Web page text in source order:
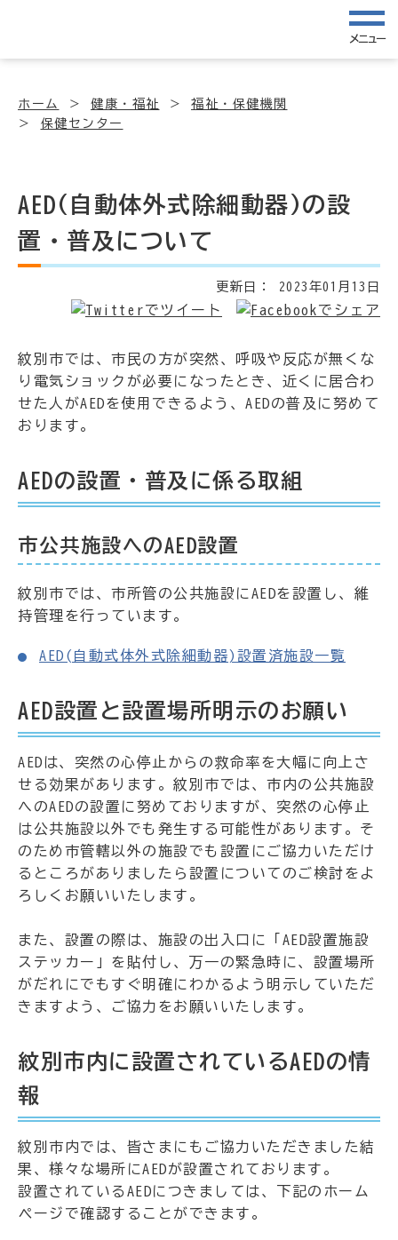
メニュー
ホーム 健康・福祉
福祉・保健機関
保健センター
AED(自動体外式除細動器)の設
置・普及について
更新日： 2023年01月13日
紋別市では、市民の方が突然、呼吸や反応が無くな
り電気ショックが必要になったとき、近くに居合わ
せた人がAEDを使用できるよう、AEDの普及に努めて
おります。
AEDの設置・普及に係る取組
市公共施設へのAED設置
紋別市では、市所管の公共施設にAEDを設置し、維
持管理を行っています。
AED(自動式体外式除細動器)設置済施設一覧
AED設置と設置場所明示のお願い
AEDは、突然の心停止からの救命率を大幅に向上さ
せる効果があります。紋別市では、市内の公共施設
へのAEDの設置に努めておりますが、突然の心停止
は公共施設以外でも発生する可能性があります。そ
のため市管轄以外の施設でも設置にご協力いただけ
るところがありましたら設置についてのご検討をよ
ろしくお願いいたします。
また、設置の際は、施設の出入口に「AED設置施設
ステッカー」を貼付し、万一の緊急時に、設置場所
がだれにでもすぐ明確にわかるよう明示していただ
きますよう、ご協力をお願いいたします。
紋別市内に設置されているAEDの情
報
紋別市内では、皆さまにもご協力いただきました結
果、様々な場所にAEDが設置されております。
設置されているAEDにつきましては、下記のホーム
ページで確認することができます。